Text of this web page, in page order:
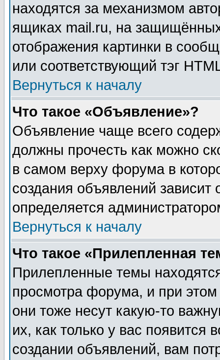
находятся за механизмом
ящиках mail.ru, на
отображения картинки в
или соответствующий тэг
Вернуться к началу
Что такое «Объявление»?
Объявление чаще всего
должны прочесть как можно
в самом верху форума в
создания объявлений зависит
определяется
Вернуться к началу
Что такое «Прилепленная
Прилепленные темы
просмотра форума, и при
они тоже несут какую-то
их, как только у вас появится
создании объявлений, вам